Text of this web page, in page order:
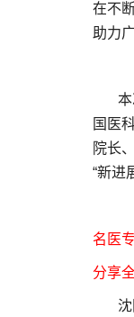
在不
助力
本次
国医
院长
“新进
名医
分享
沈阳